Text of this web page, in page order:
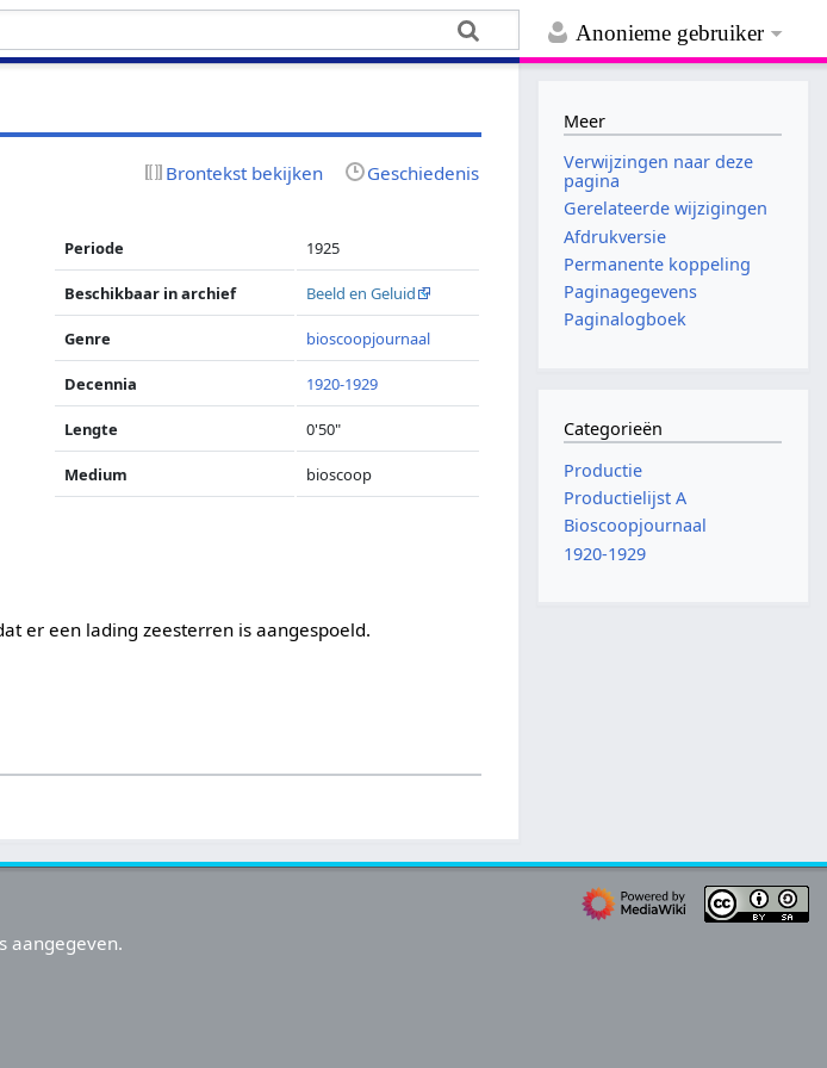
Anonieme gebruiker
Brontekst bekijken Geschiedenis
Periode 1925
Beschikbaar in archief Beeld en Geluid
Genre bioscoopjournaal
Decennia 1920-1929
Lengte 0'50"
Medium bioscoop
er een lading zeesterren is aangespoeld.
Meer
Verwijzingen naar deze
pagina
Gerelateerde wijzigingen
Afdrukversie
Permanente koppeling
Paginagegevens
Paginalogboek
Categorieën
Productie
Productielijst A
Bioscoopjournaal
1920-1929
aangegeven.